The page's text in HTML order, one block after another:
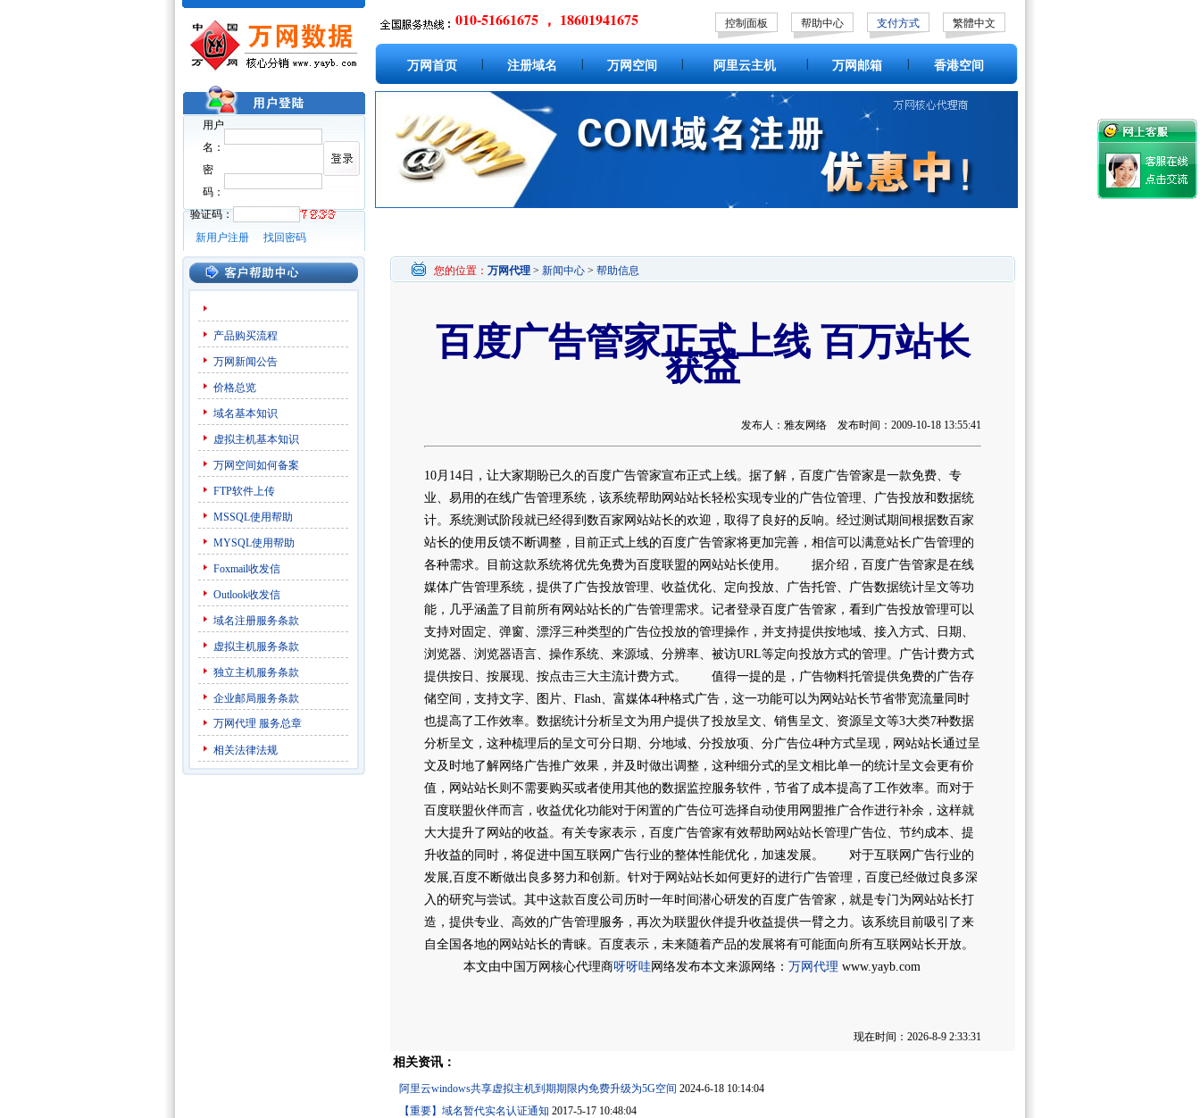
用户
名：
密
码：
验证码：
新用户注册
找回密码
010-51661675 ， 18601941675 控制面板 帮助中心 支付方式 繁體中文
万网首页 注册域名 万网空间 阿里云主机 万网邮箱 香港空间
产品购买流程
万网新闻公告
价格总览
域名基本知识
虚拟主机基本知识
万网空间如何备案
FTP软件上传
MSSQL使用帮助
MYSQL使用帮助
Foxmail收发信
Outlook收发信
域名注册服务条款
虚拟主机服务条款
独立主机服务条款
企业邮局服务条款
万网代理 服务总章
相关法律法规
您的位置： 万网代理 > 新闻中心 > 帮助信息
百度广告管家正式上线 百万站长
获益
发布人：雅友网络 发布时间：2009-10-18 13:55:41
10月14日，让大家期盼已久的百度广告管家宣布正式上线。据了解，百度广告管家是一款免费、专
业、易用的在线广告管理系统，该系统帮助网站站长轻松实现专业的广告位管理、广告投放和数据统
计。系统测试阶段就已经得到数百家网站站长的欢迎，取得了良好的反响。经过测试期间根据数百家
站长的使用反馈不断调整，目前正式上线的百度广告管家将更加完善，相信可以满意站长广告管理的
各种需求。目前这款系统将优先免费为百度联盟的网站站长使用。 据介绍，百度广告管家是在线
媒体广告管理系统，提供了广告投放管理、收益优化、定向投放、广告托管、广告数据统计呈文等功
能，几乎涵盖了目前所有网站站长的广告管理需求。记者登录百度广告管家，看到广告投放管理可以
支持对固定、弹窗、漂浮三种类型的广告位投放的管理操作，并支持提供按地域、接入方式、日期、
浏览器、浏览器语言、操作系统、来源域、分辨率、被访URL等定向投放方式的管理。广告计费方式
提供按日、按展现、按点击三大主流计费方式。 值得一提的是，广告物料托管提供免费的广告存
储空间，支持文字、图片、Flash、富媒体4种格式广告，这一功能可以为网站站长节省带宽流量同时
也提高了工作效率。数据统计分析呈文为用户提供了投放呈文、销售呈文、资源呈文等3大类7种数据
分析呈文，这种梳理后的呈文可分日期、分地域、分投放项、分广告位4种方式呈现，网站站长通过呈
文及时地了解网络广告推广效果，并及时做出调整，这种细分式的呈文相比单一的统计呈文会更有价
值，网站站长则不需要购买或者使用其他的数据监控服务软件，节省了成本提高了工作效率。而对于
百度联盟伙伴而言，收益优化功能对于闲置的广告位可选择自动使用网盟推广合作进行补余，这样就
大大提升了网站的收益。有关专家表示，百度广告管家有效帮助网站站长管理广告位、节约成本、提
升收益的同时，将促进中国互联网广告行业的整体性能优化，加速发展。 对于互联网广告行业的
发展,百度不断做出良多努力和创新。针对于网站站长如何更好的进行广告管理，百度已经做过良多深
入的研究与尝试。其中这款百度公司历时一年时间潜心研发的百度广告管家，就是专门为网站站长打
造，提供专业、高效的广告管理服务，再次为联盟伙伴提升收益提供一臂之力。该系统目前吸引了来
自全国各地的网站站长的青睐。百度表示，未来随着产品的发展将有可能面向所有互联网站长开放。
本文由中国万网核心代理商呀呀哇网络发布本文来源网络： 万网代理 www.yayb.com
现在时间：2026-8-9 2:33:31
相关资讯：
阿里云windows共享虚拟主机到期期限内免费升级为5G空间 2024-6-18 10:14:04
【重要】域名暂代实名认证通知 2017-5-17 10:48:04